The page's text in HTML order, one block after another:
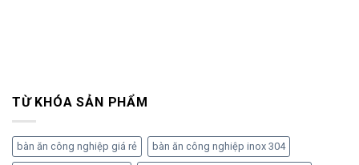
TỪ KHÓA SẢN PHẨM
bàn ăn công nghiệp giá rẻ bàn ăn công nghiệp inox 304